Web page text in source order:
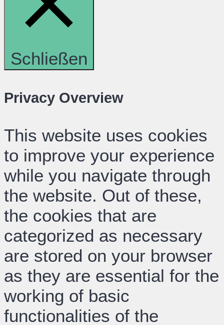
Schließen
Privacy Overview
This website uses cookies
to improve your experience
while you navigate through
the website. Out of these,
the cookies that are
categorized as necessary
are stored on your browser
as they are essential for the
working of basic
functionalities of the